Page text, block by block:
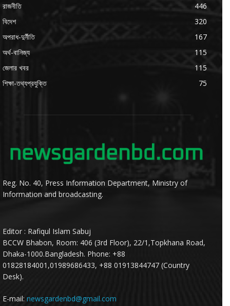
রাজনীতি
446
বিদেশ
320
অপরাধ-দুর্নীতি
167
অর্থ-বানিজ্য
115
জেলার খবর
115
শিক্ষা-তথ্যপ্রযুক্তি
75
Reg. No. 40, Press Information Department, Ministry of
Information and broadcasting.
Editor : Rafiqul Islam Sabuj
BCCW Bhabon, Room: 406 (3rd Floor), 22/1,Topkhana Road,
Dhaka-1000.Bangladesh. Phone: +88
01828184001,01989686433, +88 01913844747 (Country
Desk).
E-mail: newsgardenbd@gmail.com